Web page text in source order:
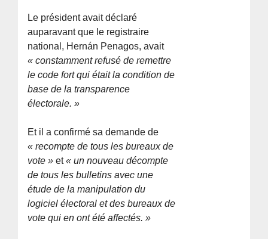
Le président avait déclaré
auparavant que le registraire
national, Hernán Penagos, avait
« constamment refusé de remettre
le code fort qui était la condition de
base de la transparence
électorale. »
Et il a confirmé sa demande de
« recompte de tous les bureaux de
vote » et« un nouveau décompte
de tous les bulletins avec une
étude de la manipulation du
logiciel électoral et des bureaux de
vote qui en ont été affectés. »